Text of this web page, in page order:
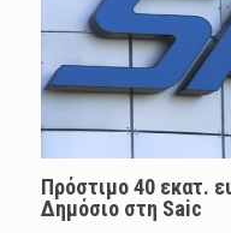
Πρόστιμο 40 εκατ.
Δημόσιο στη Saic